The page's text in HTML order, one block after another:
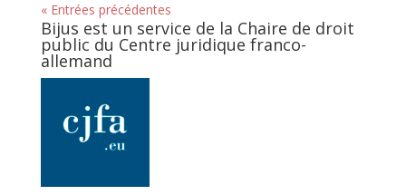
« Entrées précédentes
Bijus est un service de la Chaire de droit
public du Centre juridique franco-
allemand